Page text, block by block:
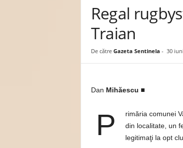
Regal
Traian
De către Gazeta Sentinela - 30
Dan Mihăescu ■
P
rimăria comunei
din localitate, un
legitimaţi la opt